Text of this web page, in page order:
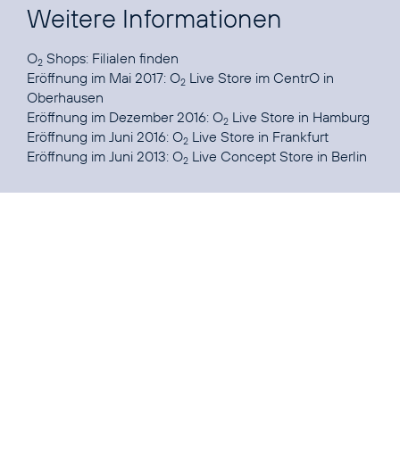
Weitere Informationen
O2 Shops: Filialen finden
Eröffnung im Mai 2017: O2 Live Store im CentrO in
Oberhausen
Eröffnung im Dezember 2016: O2 Live Store in Hamburg
Eröffnung im Juni 2016: O2 Live Store in Frankfurt
Eröffnung im Juni 2013: O2 Live Concept Store in Berlin